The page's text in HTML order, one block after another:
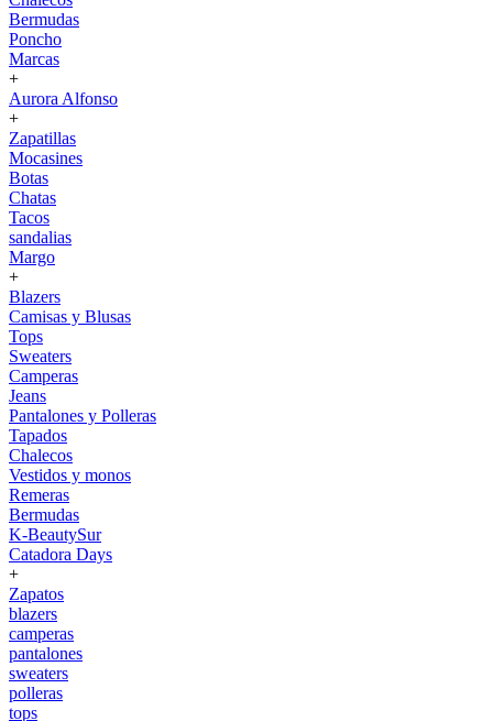
Bermudas
Poncho
Marcas
+
Aurora Alfonso
+
Zapatillas
Mocasines
Botas
Chatas
Tacos
sandalias
Margo
+
Blazers
Camisas y Blusas
Tops
Sweaters
Camperas
Jeans
Pantalones y Polleras
Tapados
Chalecos
Vestidos y monos
Remeras
Bermudas
K-BeautySur
Catadora Days
+
Zapatos
blazers
camperas
pantalones
sweaters
polleras
tops